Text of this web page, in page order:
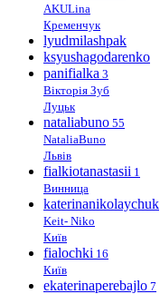
AKULina
Кременчук
lyudmilashpak
ksyushagodarenko
panifialka 3
Вікторія Зуб
Луцьк
nataliabuno 55
NataliaBuno
Львів
fialkiotanastasii 1
Винница
katerinanikolaychuk
Keit- Niko
Київ
fialochki 16
Київ
ekaterinaperebajlo 7